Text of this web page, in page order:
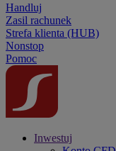
Handluj
Zasil rachunek
Strefa klienta (HUB)
Nonstop
Pomoc
Inwestuj